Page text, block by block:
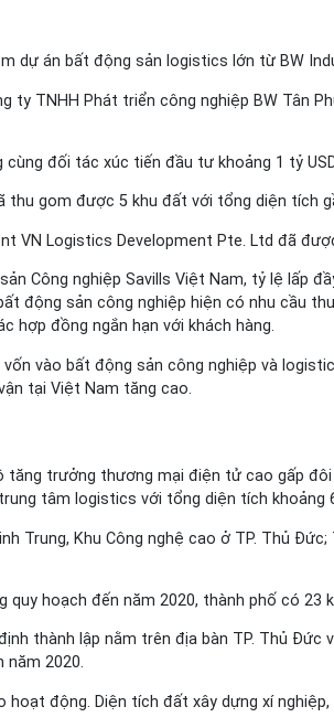
dự án bất động sản logistics lớn từ BW
ty TNHH Phát triển công nghiệp BW
cùng đối tác xúc tiến đầu tư khoảng 1 tỷ
gom được 5 khu đất với tổng diện tích
VN Logistics Development Pte. Ltd đã
Công nghiệp Savills Việt Nam, tỷ lệ lấp
động sản công nghiệp hiện có nhu cầu
hợp đồng ngắn hạn với khách hàng.
vốn vào bất động sản công nghiệp và
tại Việt Nam tăng cao.
tăng trưởng thương mại điện tử cao gấp
tâm logistics với tổng diện tích khoảng
Trung, Khu Công nghệ cao ở TP. Thủ
quy hoạch đến năm 2020, thành phố có
thành lập nằm trên địa bàn TP. Thủ
năm 2020.
hoạt động. Diện tích đất xây dựng xí